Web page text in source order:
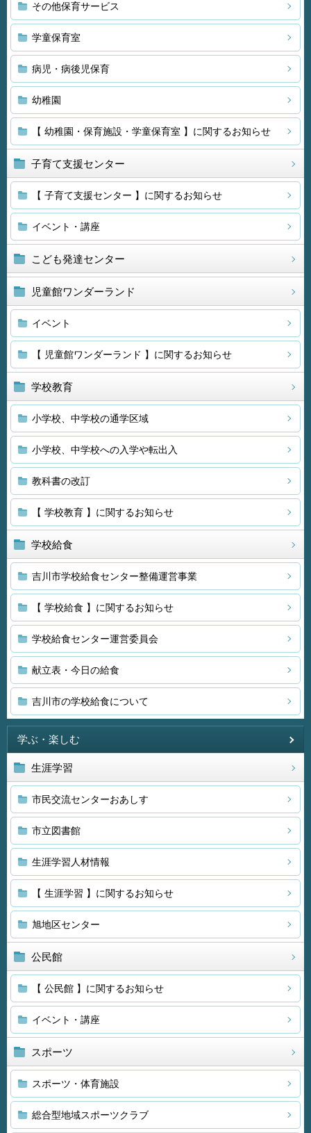
その他保育サービス
学童保育室
病児・病後児保育
幼稚園
【 幼稚園・保育施設・学童保育室 】に関するお知らせ
子育て支援センター
【 子育て支援センター 】に関するお知らせ
イベント・講座
こども発達センター
児童館ワンダーランド
イベント
【 児童館ワンダーランド 】に関するお知らせ
学校教育
小学校、中学校の通学区域
小学校、中学校への入学や転出入
教科書の改訂
【 学校教育 】に関するお知らせ
学校給食
吉川市学校給食センター整備運営事業
【 学校給食 】に関するお知らせ
学校給食センター運営委員会
献立表・今日の給食
吉川市の学校給食について
学ぶ・楽しむ
生涯学習
市民交流センターおあしす
市立図書館
生涯学習人材情報
【 生涯学習 】に関するお知らせ
旭地区センター
公民館
【 公民館 】に関するお知らせ
イベント・講座
スポーツ
スポーツ・体育施設
総合型地域スポーツクラブ